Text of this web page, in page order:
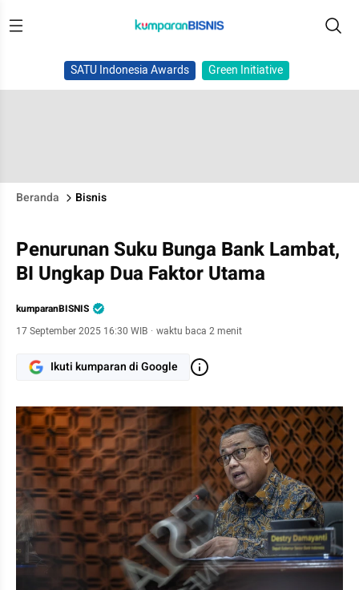
SATU Indonesia Awards Green Initiative
Beranda Bisnis
Penurunan Suku Bunga Bank Lambat,
BI Ungkap Dua Faktor Utama
kumparanBISNIS
17 September 2025 16:30 WIB · waktu baca 2 menit
Ikuti kumparan di Google